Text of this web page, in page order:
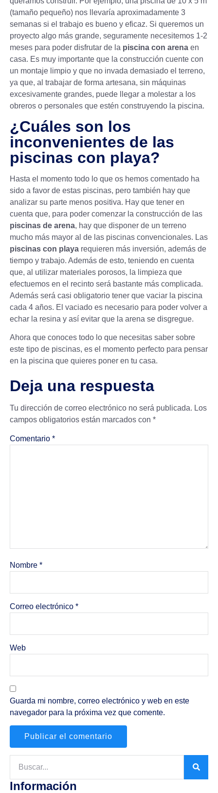
(tamaño pequeño) nos llevaría aproximadamente 3
semanas si el trabajo es bueno y eficaz. Si queremos un
proyecto algo más grande, seguramente necesitemos 1-2
meses para poder disfrutar de la piscina con arena en
casa. Es muy importante que la construcción cuente con
un montaje limpio y que no invada demasiado el terreno,
ya que, al trabajar de forma artesana, sin máquinas
excesivamente grandes, puede llegar a molestar a los
obreros o personales que estén construyendo la piscina.
¿Cuáles son los
inconvenientes de las
piscinas con playa?
Hasta el momento todo lo que os hemos comentado ha
sido a favor de estas piscinas, pero también hay que
analizar su parte menos positiva. Hay que tener en
cuenta que, para poder comenzar la construcción de las
piscinas de arena, hay que disponer de un terreno
mucho más mayor al de las piscinas convencionales. Las
piscinas con playa requieren más inversión, además de
tiempo y trabajo. Además de esto, teniendo en cuenta
que, al utilizar materiales porosos, la limpieza que
efectuemos en el recinto será bastante más complicada.
Además será casi obligatorio tener que vaciar la piscina
cada 4 años. El vaciado es necesario para poder volver a
echar la resina y así evitar que la arena se disgregue.
Ahora que conoces todo lo que necesitas saber sobre
este tipo de piscinas, es el momento perfecto para pensar
en la piscina que quieres poner en tu casa.
Deja una respuesta
Tu dirección de correo electrónico no será publicada. Los
campos obligatorios están marcados con *
Comentario *
Nombre *
Correo electrónico *
Web
Guarda mi nombre, correo electrónico y web en este
navegador para la próxima vez que comente.
Información